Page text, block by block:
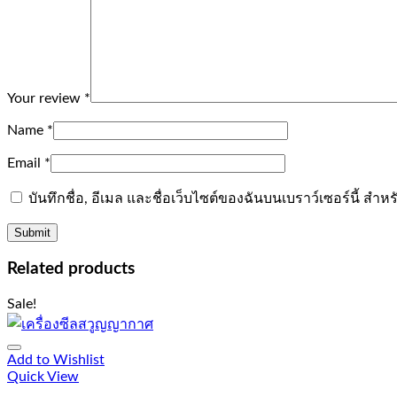
Your review *
Name *
Email *
บันทึกชื่อ, อีเมล และชื่อเว็บไซต์ของฉันบนเบราว์เซอร์นี้ สำห
Related products
Sale!
Add to Wishlist
Quick View